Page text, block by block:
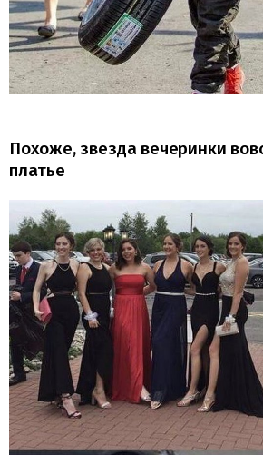
Похоже, звезда вечеринки
платье